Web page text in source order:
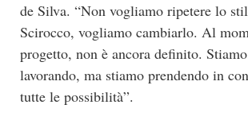
de Silva. “Non vogliamo ripetere lo
Scirocco, vogliamo cambiarlo. Al
progetto, non è ancora definito.
lavorando, ma stiamo prendendo in
tutte le possibilità”.